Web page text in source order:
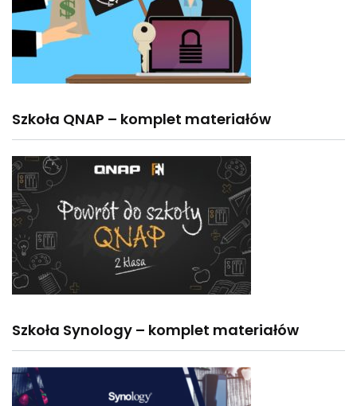
Szkoła QNAP – komplet materiałów
Szkoła Synology – komplet materiałów